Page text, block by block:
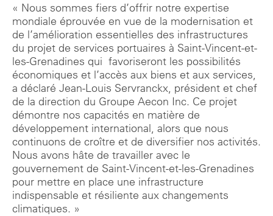
« Nous sommes fiers d’offrir notre expertise
mondiale éprouvée en vue de la modernisation et
de l’amélioration essentielles des infrastructures
du projet de services portuaires à Saint-Vincent-et-
les-Grenadines qui favoriseront les possibilités
économiques et l’accès aux biens et aux services,
a déclaré Jean-Louis Servranckx, président et chef
de la direction du Groupe Aecon Inc. Ce projet
démontre nos capacités en matière de
développement international, alors que nous
continuons de croître et de diversifier nos activités.
Nous avons hâte de travailler avec le
gouvernement de Saint-Vincent-et-les-Grenadines
pour mettre en place une infrastructure
indispensable et résiliente aux changements
climatiques. »